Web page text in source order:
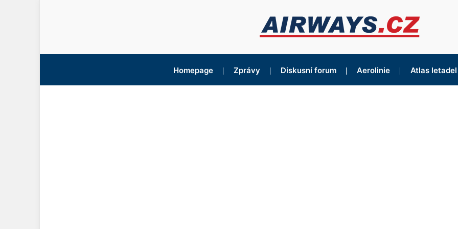
Homepage Zprávy Diskusní forum Aerolinie Atlas letadel